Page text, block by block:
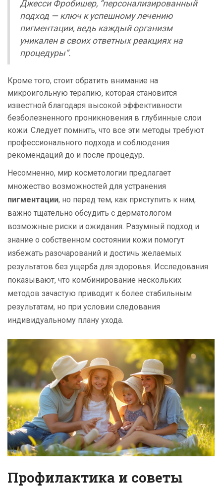
Джесси Фробишер, “персонализированный
подход — ключ к успешному лечению
пигментации, ведь каждый организм
уникален в своих ответных реакциях на
процедуры”.
Кроме того, стоит обратить внимание на
микроигольную терапию, которая становится
известной благодаря высокой эффективности
безболезненного проникновения в глубинные слои
кожи. Следует помнить, что все эти методы требуют
профессионального подхода и соблюдения
рекомендаций до и после процедур.
Несомненно, мир косметологии предлагает
множество возможностей для устранения
пигментации, но перед тем, как приступить к ним,
важно тщательно обсудить с дерматологом
возможные риски и ожидания. Разумный подход и
знание о собственном состоянии кожи помогут
избежать разочарований и достичь желаемых
результатов без ущерба для здоровья. Исследования
показывают, что комбинирование нескольких
методов зачастую приводит к более стабильным
результатам, но при условии следования
индивидуальному плану ухода.
Профилактика и советы